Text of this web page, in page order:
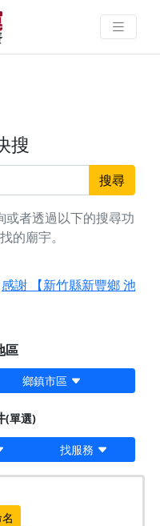
命名廟宇資
到與您有緣的
搜
搜尋
或者透過以下的搜尋功
的廟宇。
感謝 【新竹縣新豐鄉 池和
區
鄉鎮市區
(單選)
找服務